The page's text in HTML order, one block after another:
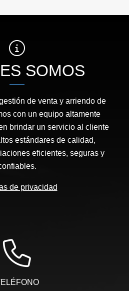
SOMOS
de venta y arriendo de
con un equipo altamente
brindar un servicio al cliente
estándares de calidad,
eficientes, seguras y
de privacidad